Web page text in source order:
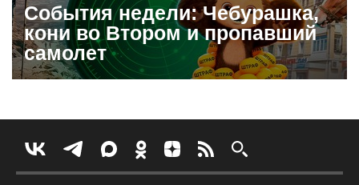
События недели: Чебурашка,
кони во Втором и пропавший
самолет